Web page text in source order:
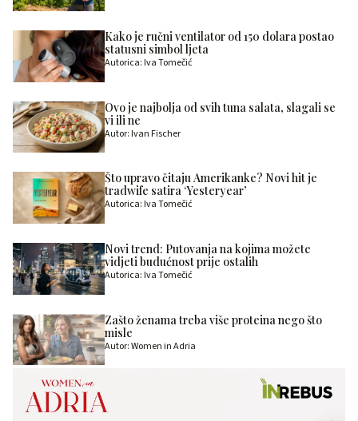
Kako je ručni ventilator od 150 dolara postao
statusni simbol ljeta
Autorica: Iva Tomečić
Ovo je najbolja od svih tuna salata, slagali se
vi ili ne
Autor: Ivan Fischer
Što upravo čitaju Amerikanke? Novi hit je
tradwife satira ‘Yesteryear’
Autorica: Iva Tomečić
Novi trend: Putovanja na kojima možete
vidjeti budućnost prije ostalih
Autorica: Iva Tomečić
Zašto ženama treba više proteina nego što
misle
Autor: Women in Adria